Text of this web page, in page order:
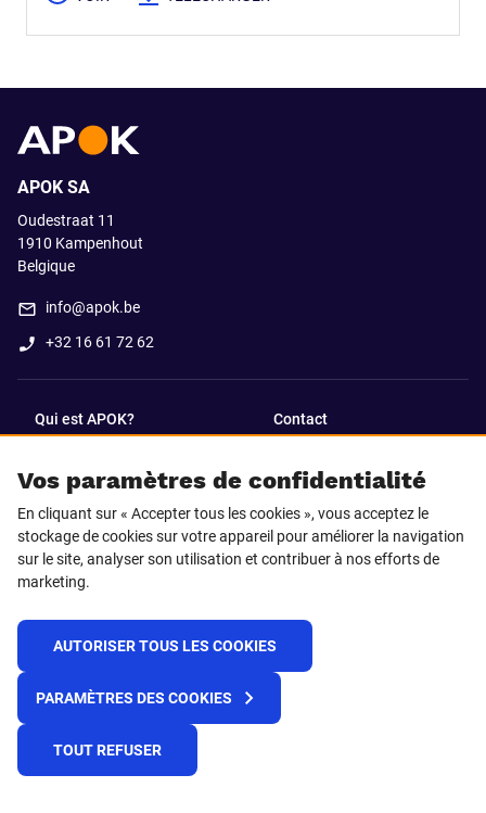
Vos paramètres de confidentialité
En cliquant sur « Accepter tous les cookies », vous acceptez le
stockage de cookies sur votre appareil pour améliorer la navigation
sur le site, analyser son utilisation et contribuer à nos efforts de
marketing.
AUTORISER TOUS LES COOKIES
PARAMÈTRES DES COOKIES
TOUT REFUSER
APOK SA
Oudestraat 11
1910 Kampenhout
Belgique
info@apok.be
+32 16 61 72 62
Qui est APOK? Contact
SUIVEZ-NOUS SUR
Facebook LinkedIn
© 2025 APOK